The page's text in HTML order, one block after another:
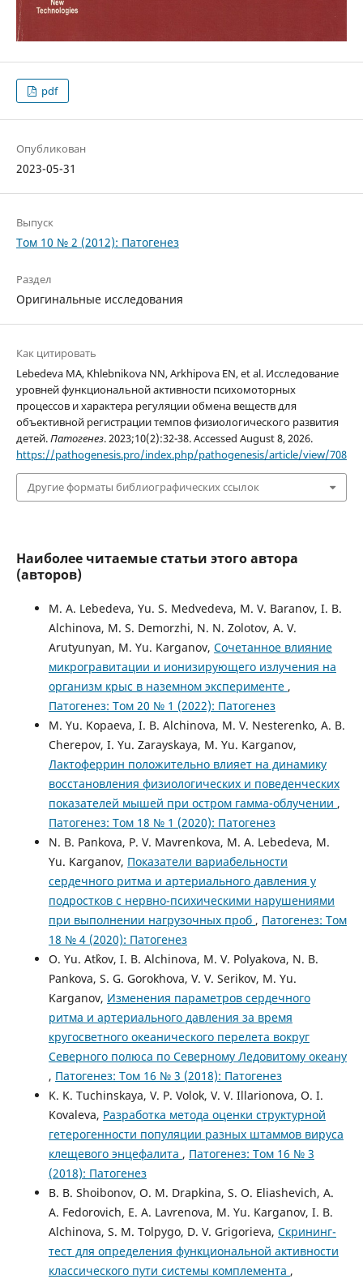
pdf
Опубликован
2023-05-31
Выпуск
Том 10 № 2 (2012): Патогенез
Раздел
Оригинальные исследования
Как цитировать
Lebedeva MA, Khlebnikova NN, Arkhipova EN, et al. Исследование
уровней функциональной активности психомоторных
процессов и характера регуляции обмена веществ для
объективной регистрации темпов физиологического развития
детей.Патогенез. 2023;10(2):32-38. Accessed August 8, 2026.
https://pathogenesis.pro/index.php/pathogenesis/article/view/708
Другие форматы библиографических ссылок
Наиболее читаемые статьи этого автора
(авторов)
M. A. Lebedeva, Yu. S. Medvedeva, M. V. Baranov, I. B.
Alchinova, M. S. Demorzhi, N. N. Zolotov, A. V.
Arutyunyan, M. Yu. Karganov, Сочетанное влияние
микрогравитации и ионизирующего излучения на
организм крыс в наземном эксперименте ,
Патогенез: Том 20 № 1 (2022): Патогенез
M. Yu. Kopaeva, I. B. Alchinova, M. V. Nesterenko, A. B.
Cherepov, I. Yu. Zarayskaya, M. Yu. Karganov,
Лактоферрин положительно влияет на динамику
восстановления физиологических и поведенческих
показателей мышей при остром гамма-облучении ,
Патогенез: Том 18 № 1 (2020): Патогенез
N. B. Pankova, P. V. Mavrenkova, M. A. Lebedeva, M.
Yu. Karganov, Показатели вариабельности
сердечного ритма и артериального давления у
подростков с нервно-психическими нарушениями
при выполнении нагрузочных проб , Патогенез: Том
18 № 4 (2020): Патогенез
O. Yu. At`kov, I. B. Alchinova, M. V. Polyakova, N. B.
Pankova, S. G. Gorokhova, V. V. Serikov, M. Yu.
Karganov, Изменения параметров сердечного
ритма и артериального давления за время
кругосветного океанического перелета вокруг
Северного полюса по Северному Ледовитому океану
, Патогенез: Том 16 № 3 (2018): Патогенез
K. K. Tuchinskaya, V. P. Volok, V. V. Illarionova, O. I.
Kovaleva, Разработка метода оценки структурной
гетерогенности популяции разных штаммов вируса
клещевого энцефалита , Патогенез: Том 16 № 3
(2018): Патогенез
B. B. Shoibonov, O. M. Drapkina, S. O. Eliashevich, A.
A. Fedorovich, E. A. Lavrenova, M. Yu. Karganov, I. B.
Alchinova, S. M. Tolpygo, D. V. Grigorieva, Скрининг-
тест для определения функциональной активности
классического пути системы комплемента ,